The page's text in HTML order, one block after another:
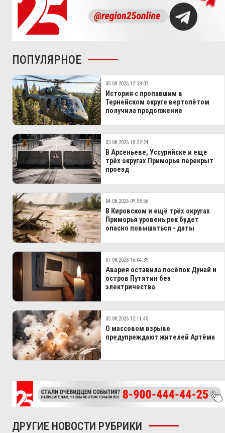
ПОПУЛЯРНОЕ
05.08.2026 12:39:02
История с пропавшим в
Тернейском округе вертолётом
получила продолжение
03.08.2026 10:22:24
В Арсеньеве, Уссурийске и еще
трёх округах Приморья перекрыт
проезд
04.08.2026 09:58:56
В Кировском и ещё трёх округах
Приморья уровень рек будет
опасно повышаться - даты
07.08.2026 16:04:39
Авария оставила посёлок Дунай и
остров Путятин без
электричества
05.08.2026 12:11:45
О массовом взрыве
предупреждают жителей Артёма
ДРУГИЕ НОВОСТИ РУБРИКИ